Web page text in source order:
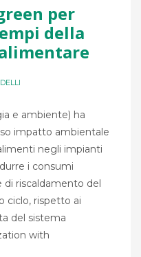
per
della
e ambiente) ha
impatto ambientale
negli impianti
i consumi
di riscaldamento del
ciclo, rispetto ai
del sistema
with